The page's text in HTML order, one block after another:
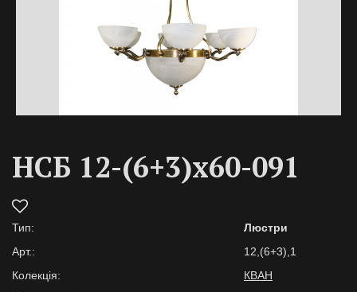
НСБ 12-(6+3)х60-091
Тип:
Люстри
Арт.:
12,(6+3),1
Колекція:
КВАН